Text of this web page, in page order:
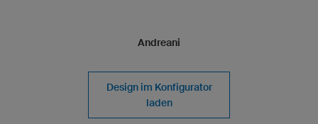
Andreani
Design im Konfigurator
laden